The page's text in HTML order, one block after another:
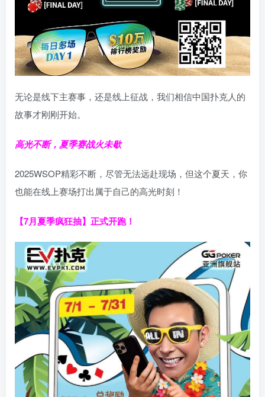
无论是线下主赛事，还是线上征战，我们相信中国扑克人的
故事才刚刚开始。
高光不断，夏季赛战火未歇
2025WSOP精彩不断，尽管无法远赴现场，但这个夏天，你
也能在线上赛场打出属于自己的高光时刻！
【7月夏季疯狂抽】正式开跑！